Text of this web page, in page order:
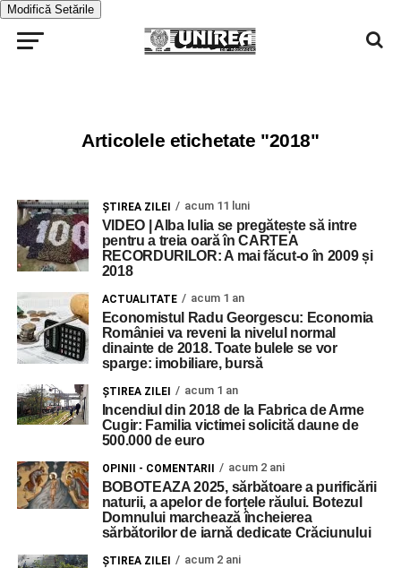
Modifică Setările
Articolele etichetate "2018"
ŞTIREA ZILEI acum 11 luni
VIDEO | Alba Iulia se pregătește să intre
pentru a treia oară în CARTEA
RECORDURILOR: A mai făcut-o în 2009 și
2018
ACTUALITATE acum 1 an
Economistul Radu Georgescu: Economia
României va reveni la nivelul normal
dinainte de 2018. Toate bulele se vor
sparge: imobiliare, bursă
ŞTIREA ZILEI acum 1 an
Incendiul din 2018 de la Fabrica de Arme
Cugir: Familia victimei solicită daune de
500.000 de euro
OPINII - COMENTARII acum 2 ani
BOBOTEAZA 2025, sărbătoare a purificării
naturii, a apelor de forțele răului. Botezul
Domnului marchează încheierea
sărbătorilor de iarnă dedicate Crăciunului
ŞTIREA ZILEI acum 2 ani